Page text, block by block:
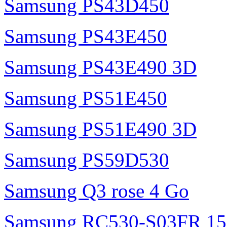
Samsung PS43D450
Samsung PS43E450
Samsung PS43E490 3D
Samsung PS51E450
Samsung PS51E490 3D
Samsung PS59D530
Samsung Q3 rose 4 Go
Samsung RC530-S03FR